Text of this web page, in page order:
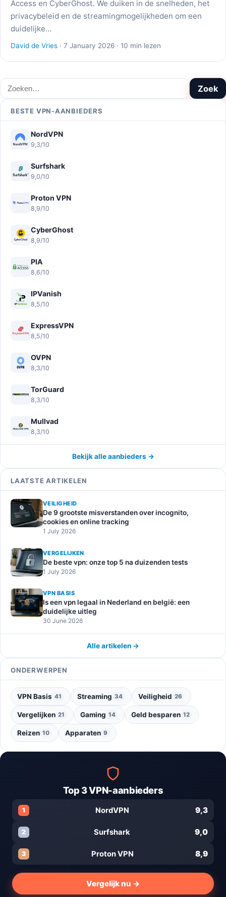
Access en CyberGhost. We duiken in de snelheden, het
privacybeleid en de streamingmogelijkheden om een
duidelijke…
David de Vries · 7 January 2026 · 10 min lezen
Zoeken Zoek
BESTE VPN-AANBIEDERS
NordVPN
9,3/10
Surfshark
9,0/10
Proton VPN
8,9/10
CyberGhost
8,9/10
PIA
8,6/10
IPVanish
8,5/10
ExpressVPN
8,5/10
OVPN
8,3/10
TorGuard
8,3/10
Mullvad
8,3/10
Bekijk alle aanbieders →
LAATSTE ARTIKELEN
VEILIGHEID
De 9 grootste misverstanden over incognito,
cookies en online tracking
1 July 2026
VERGELIJKEN
De beste vpn: onze top 5 na duizenden tests
1 July 2026
VPN BASIS
Is een vpn legaal in Nederland en belgië: een
duidelijke uitleg
30 June 2026
Alle artikelen →
ONDERWERPEN
VPN Basis 41 Streaming 34 Veiligheid 26
Vergelijken 21 Gaming 14 Geld besparen 12
Reizen 10 Apparaten 9
Top 3 VPN-aanbieders
1 NordVPN 9,3
2 Surfshark 9,0
3 Proton VPN 8,9
Vergelijk nu →